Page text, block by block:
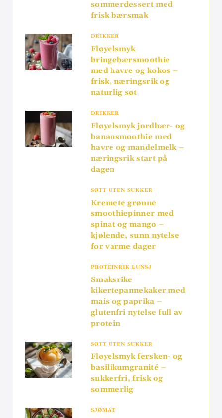
sommerdessert med
frisk bærsmak
DRIKKER
Fløyelsmyk
bringebærsmoothie
med havre og kokos –
frisk, næringsrik og
naturlig søt
DRIKKER
Fløyelsmyk jordbær- og
banansmoothie med
havre og mandelmelk –
næringsrik start på
dagen
SØTT UTEN SUKKER
Kremete grønne
smoothiepinner med
spinat og mango –
kjølende, sunn nytelse
for varme dager
PROTEINRIK LUNSJ
Smaksrike
kikertepannekaker med
mais og paprika –
glutenfri nytelse full av
protein
SØTT UTEN SUKKER
Fløyelsmyk fersken- og
basilikumgranité –
sukkerfri, frisk og
sommerlig
SJØMAT